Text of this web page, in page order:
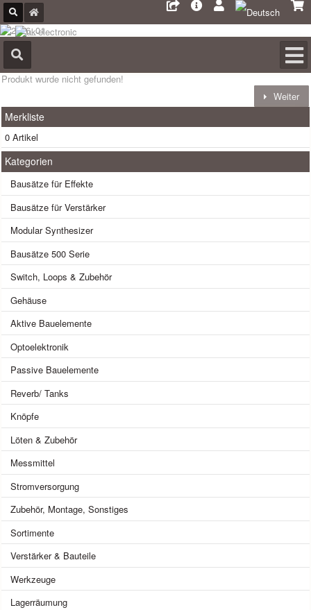
Produkt wurde nicht gefunden!
Weiter
Merkliste
0 Artikel
Kategorien
Bausätze für Effekte
Bausätze für Verstärker
Modular Synthesizer
Bausätze 500 Serie
Switch, Loops & Zubehör
Gehäuse
Aktive Bauelemente
Optoelektronik
Passive Bauelemente
Reverb/ Tanks
Knöpfe
Löten & Zubehör
Messmittel
Stromversorgung
Zubehör, Montage, Sonstiges
Sortimente
Verstärker & Bauteile
Werkzeuge
Lagerräumung